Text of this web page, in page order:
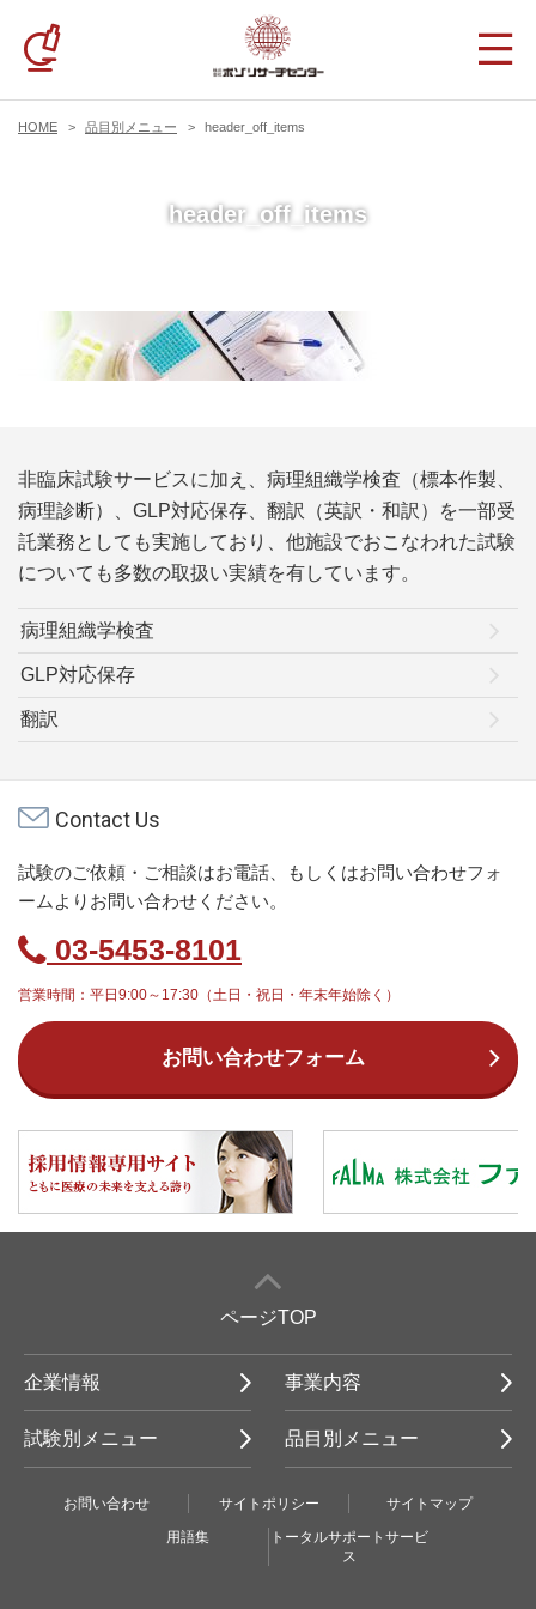
HOME 品目別メニュー header_off_items
header_off_items
非臨床試験サービスに加え、病理組織学検査（標本作製、
病理診断）、GLP対応保存、翻訳（英訳・和訳）を一部受
託業務としても実施しており、他施設でおこなわれた試験
についても多数の取扱い実績を有しています。
病理組織学検査
GLP対応保存
翻訳
Contact Us
試験のご依頼・ご相談はお電話、もしくはお問い合わせフォ
ームよりお問い合わせください。
03-5453-8101
営業時間：平日9:00～17:30（土日・祝日・年末年始除く）
お問い合わせフォーム
ページTOP
企業情報 事業内容
試験別メニュー 品目別メニュー
お問い合わせ サイトポリシー
サイトマップ
用語集
トータルサポートサービ
ス